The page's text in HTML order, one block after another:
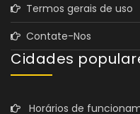
Termos gerais de uso
Contate-Nos
Cidades
Horários de